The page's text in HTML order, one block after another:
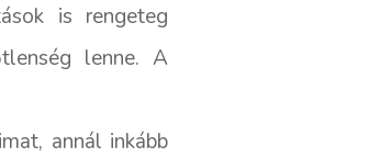
is rengeteg
lenne. A
annál inkább